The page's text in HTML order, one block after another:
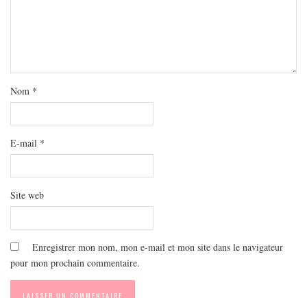
LIFESTYLE
ME CONTACTER
A PROPOS
Nom *
E-mail *
Site web
Enregistrer mon nom, mon e-mail et mon site dans le navigateur
pour mon prochain commentaire.